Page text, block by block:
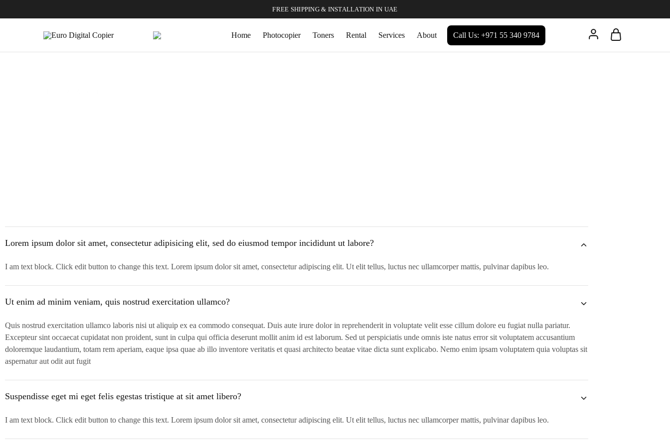
FREE SHIPPING & INSTALLATION IN UAE
Euro
Copier
Home Photocopier Toners Rental Services About Call Us: +971 55 340 9784
Lorem ipsum dolor sit amet, consectetur adipisicing elit, sed do eiusmod tempor incididunt ut labore?
I am text block. Click edit button to change this text. Lorem ipsum dolor sit amet, consectetur adipiscing elit. Ut elit tellus, luctus nec ullamcorper mattis, pulvinar dapibus leo.
Ut enim ad minim veniam, quis nostrud exercitation ullamco?
Quis nostrud exercitation ullamco laboris nisi ut aliquip ex ea commodo consequat. Duis aute irure dolor in reprehenderit in voluptate velit esse cillum dolore eu fugiat nulla pariatur.
Excepteur sint occaecat cupidatat non proident, sunt in culpa qui officia deserunt mollit anim id est laborum. Sed ut perspiciatis unde omnis iste natus error sit voluptatem accusantium
doloremque laudantium, totam rem aperiam, eaque ipsa quae ab illo inventore veritatis et quasi architecto beatae vitae dicta sunt explicabo. Nemo enim ipsam voluptatem quia voluptas sit
aspernatur aut odit aut fugit
Suspendisse eget mi eget felis egestas tristique at sit amet libero?
I am text block. Click edit button to change this text. Lorem ipsum dolor sit amet, consectetur adipiscing elit. Ut elit tellus, luctus nec ullamcorper mattis, pulvinar dapibus leo.